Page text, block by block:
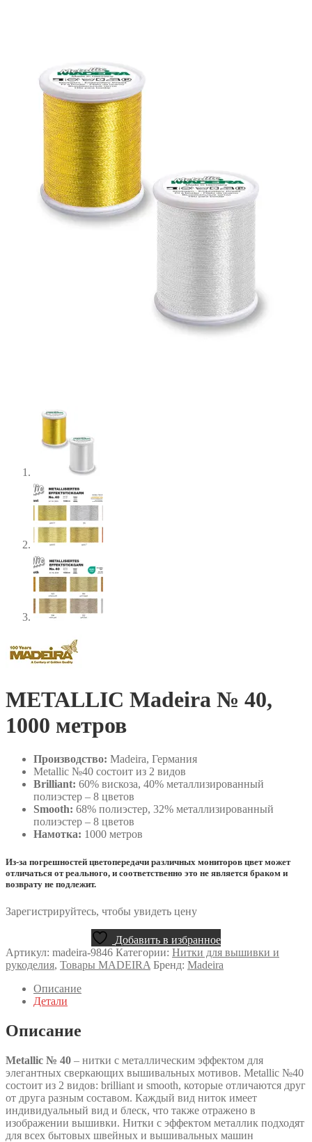
METALLIC Madeira № 40,
1000 метров
Производство: Madeira, Германия
Metallic №40 состоит из 2 видов
Brilliant: 60% вискоза, 40% металлизированный
полиэстер – 8 цветов
Smooth: 68% полиэстер, 32% металлизированный
полиэстер – 8 цветов
Намотка: 1000 метров
Из-за погрешностей цветопередачи различных мониторов цвет может
отличаться от реального, и соответственно это не является браком и
возврату не подлежит.
Зарегистрируйтесь, чтобы увидеть цену
Добавить в избранное
Артикул: madeira-9846 Категории: Нитки для вышивки и
рукоделия, Товары MADEIRA Бренд: Madeira
Описание
Детали
Описание
Metallic № 40 – нитки с металлическим эффектом для
элегантных сверкающих вышивальных мотивов. Metallic №40
состоит из 2 видов: brilliant и smooth, которые отличаются друг
от друга разным составом. Каждый вид ниток имеет
индивидуальный вид и блеск, что также отражено в
изображении вышивки. Нитки с эффектом металлик подходят
для всех бытовых швейных и вышивальных машин